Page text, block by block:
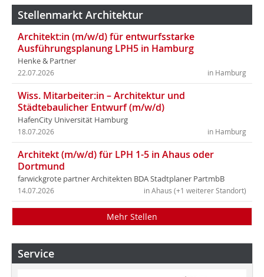
Stellenmarkt Architektur
Architekt:in (m/w/d) für entwurfsstarke
Ausführungsplanung LPH5 in Hamburg
Henke & Partner
in Hamburg
22.07.2026
Wiss. Mitarbeiter:in – Architektur und
Städtebaulicher Entwurf (m/w/d)
HafenCity Universität Hamburg
in Hamburg
18.07.2026
Architekt (m/w/d) für LPH 1-5 in Ahaus oder
Dortmund
farwickgrote partner Architekten BDA Stadtplaner PartmbB
in Ahaus (+1 weiterer Standort)
14.07.2026
Mehr Stellen
Service